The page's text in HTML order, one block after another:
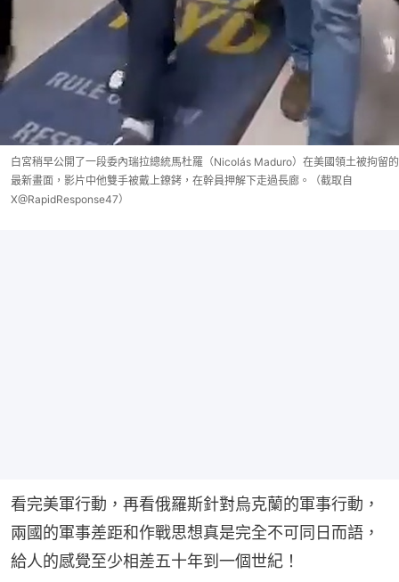
白宮稍早公開了一段委內瑞拉總統馬杜羅（Nicolás Maduro）在美國領土被拘留的
最新畫面，影片中他雙手被戴上鐐銬，在幹員押解下走過長廊。（截取自
X@RapidResponse47）
看完美軍行動，再看俄羅斯針對烏克蘭的軍事行動，
兩國的軍事差距和作戰思想真是完全不可同日而語，
給人的感覺至少相差五十年到一個世紀！